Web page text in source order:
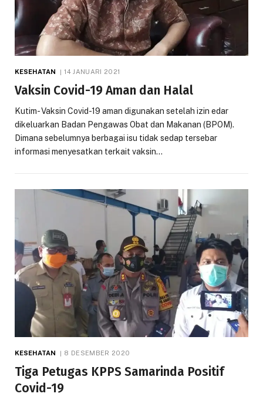
KESEHATAN 14 JANUARI 2021
Vaksin Covid-19 Aman dan Halal
Kutim- Vaksin Covid-19 aman digunakan setelah izin edar
dikeluarkan Badan Pengawas Obat dan Makanan (BPOM).
Dimana sebelumnya berbagai isu tidak sedap tersebar
informasi menyesatkan terkait vaksin…
KESEHATAN 8 DESEMBER 2020
Tiga Petugas KPPS Samarinda Positif
Covid-19